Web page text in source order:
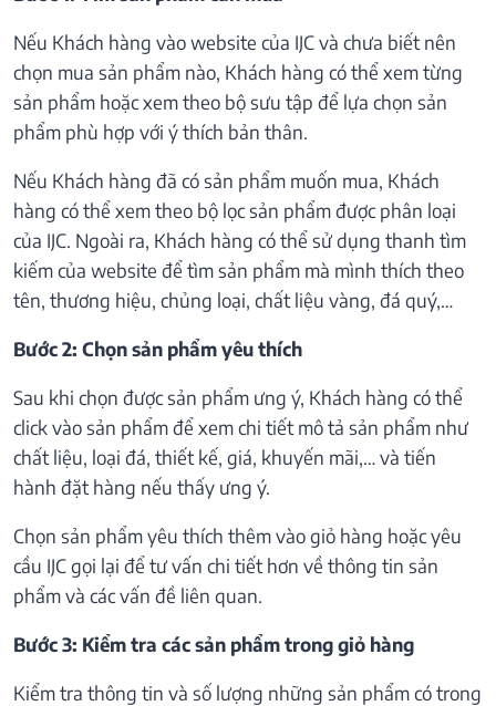
Nếu Khách hàng vào website của IJC và chưa biết nên
chọn mua sản phẩm nào, Khách hàng có thể xem từng
sản phẩm hoặc xem theo bộ sưu tập để lựa chọn sản
phẩm phù hợp với ý thích bản thân.
Nếu Khách hàng đã có sản phẩm muốn mua, Khách
hàng có thể xem theo bộ lọc sản phẩm được phân loại
của IJC. Ngoài ra, Khách hàng có thể sử dụng thanh tìm
kiếm của website để tìm sản phẩm mà mình thích theo
tên, thương hiệu, chủng loại, chất liệu vàng, đá quý,…
Bước 2: Chọn sản phẩm yêu thích
Sau khi chọn được sản phẩm ưng ý, Khách hàng có thể
click vào sản phẩm để xem chi tiết mô tả sản phẩm như
chất liệu, loại đá, thiết kế, giá, khuyến mãi,… và tiến
hành đặt hàng nếu thấy ưng ý.
Chọn sản phẩm yêu thích thêm vào giỏ hàng hoặc yêu
cầu IJC gọi lại để tư vấn chi tiết hơn về thông tin sản
phẩm và các vấn đề liên quan.
Bước 3: Kiểm tra các sản phẩm trong giỏ hàng
Kiểm tra thông tin và số lượng những sản phẩm có trong